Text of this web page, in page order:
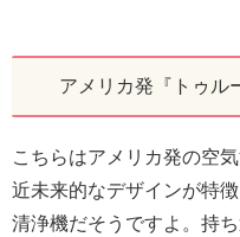
アメリカ発『トゥル
こちらはアメリカ発の空
近未来的なデザインが特
清浄機だそうですよ。持